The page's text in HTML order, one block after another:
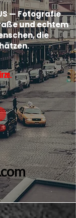
— Fotografie
und echtem
die